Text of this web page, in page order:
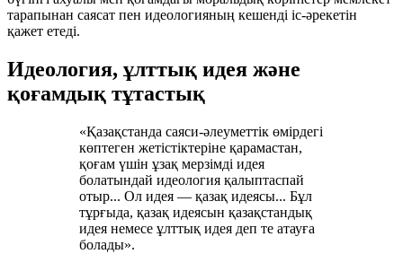
тарапынан саясат пен идеологияның кешенді іс-әрекетін
қажет етеді.
Идеология, ұлттық идея және
қоғамдық тұтастық
«Қазақстанда саяси-әлеуметтік өмірдегі
көптеген жетістіктеріне қарамастан,
қоғам үшін ұзақ мерзімді идея
болатындай идеология қалыптаспай
отыр... Ол идея — қазақ идеясы... Бұл
тұрғыда, қазақ идеясын қазақстандық
идея немесе ұлттық идея деп те атауға
болады».